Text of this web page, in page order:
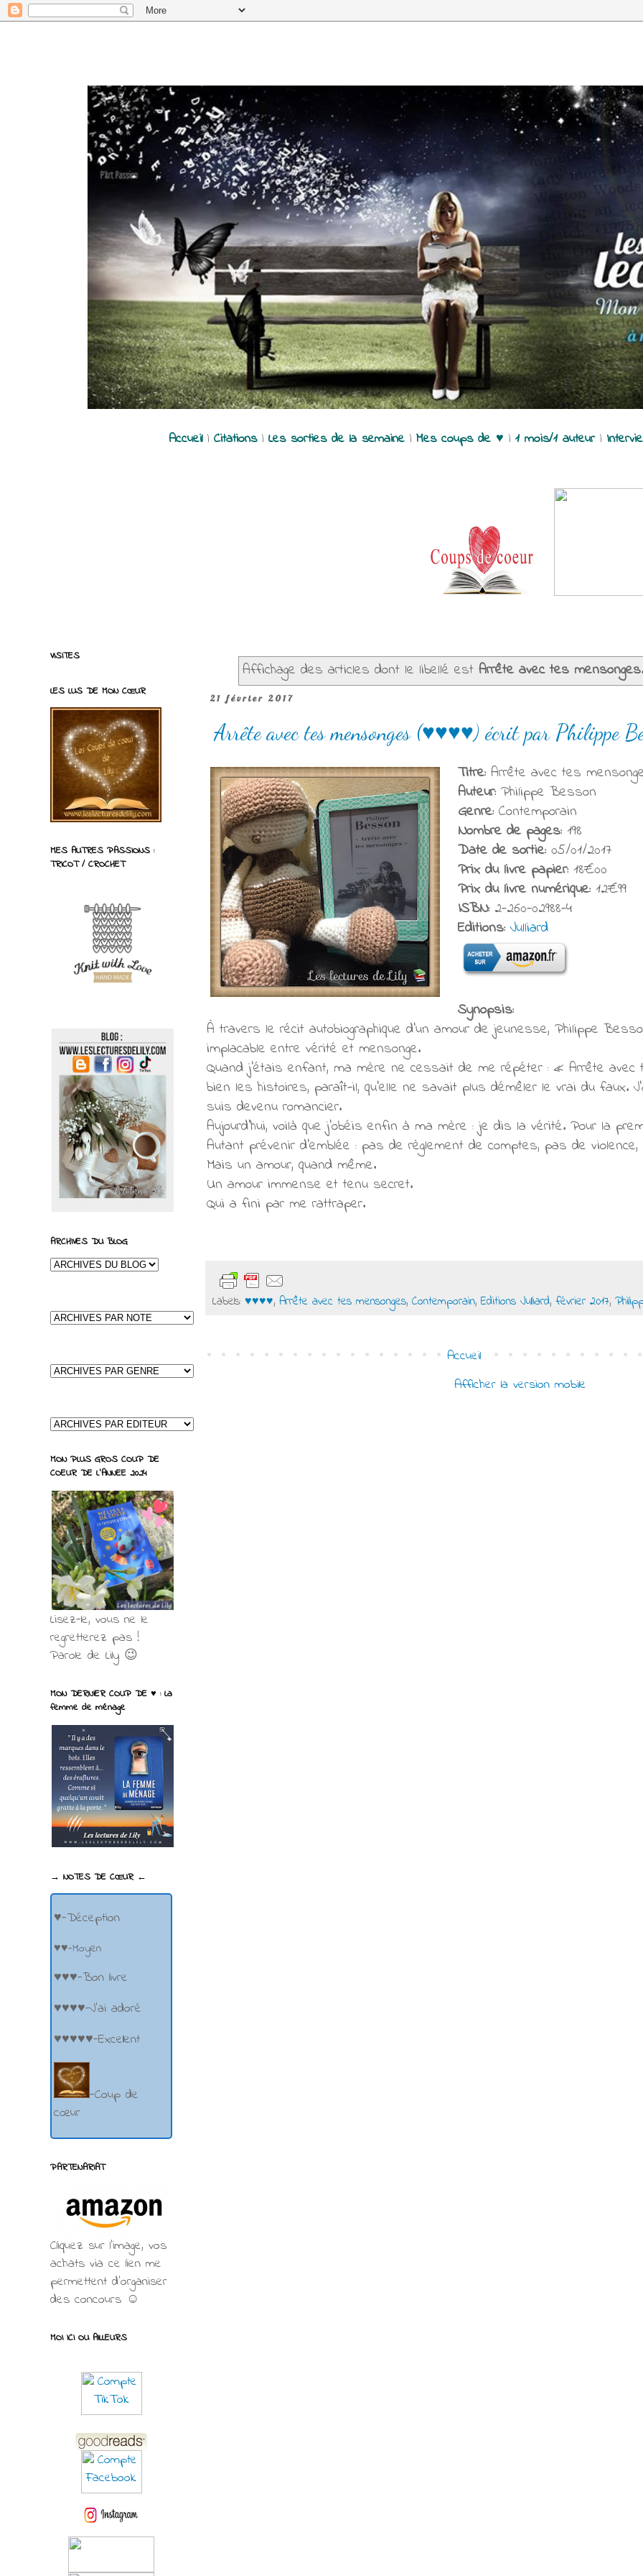
Accueil| Citations| Les sorties de la semaine| Mes coups de ♥ | 1 mois/1 auteur|
Affichage des articles dont le libellé est Arrête avec tes mensonges.
21 février 2017
Arrête avec tes mensonges (♥♥♥♥) écrit par Philippe
Titre: Arrête avec tes
Auteur: Philippe Besson
Genre: Contemporain
Nombre de pages: 198
Date de sortie: 05/01/2017
Prix du livre papier: 18€00
Prix du livre numérique: 12€99
ISBN: 2-260-02988-4
Editions: Julliard
Synopsis:
À travers le récit autobiographique d'un amour de jeunesse, Philippe
implacable entre vérité et mensonge.
Quand j'étais enfant, ma mère ne cessait de me répéter : « Arrête
bien les histoires, paraît-il, qu'elle ne savait plus démêler le vrai du faux.
suis devenu romancier.
Aujourd'hui, voilà que j'obéis enfin à ma mère : je dis la vérité. Pour la
Autant prévenir d'emblée : pas de règlement de comptes, pas de
Mais un amour, quand même.
Un amour immense et tenu secret.
Qui a fini par me rattraper.
Labels: ♥♥♥♥, Arrête avec tes mensonges, Contemporain, Editions Julliard, février 2017,
Accueil
Afficher la version mobile
VISITES
LES LUS DE MON CŒUR
MES AUTRES PASSIONS :
TRICOT / CROCHET
ARCHIVES DU BLOG
MON PLUS GROS COUP DE
COEUR DE L'ANNEE 2024
Lisez-le, vous ne le
regretterez pas !
Parole de Lily 😉
MON DERNIER COUP DE ♥ : La
femme de ménage
→ NOTES DE CŒUR ←
♥-Déception
♥♥-Moyen
♥♥♥-Bon livre
♥♥♥♥-J'ai adoré
♥♥♥♥♥-Excellent
-Coup de
cœur
PARTENARIAT
Cliquez sur l'image, vos
achats via ce lien me
permettent d’organiser
des concours ☺
MOI ICI OU AILLEURS